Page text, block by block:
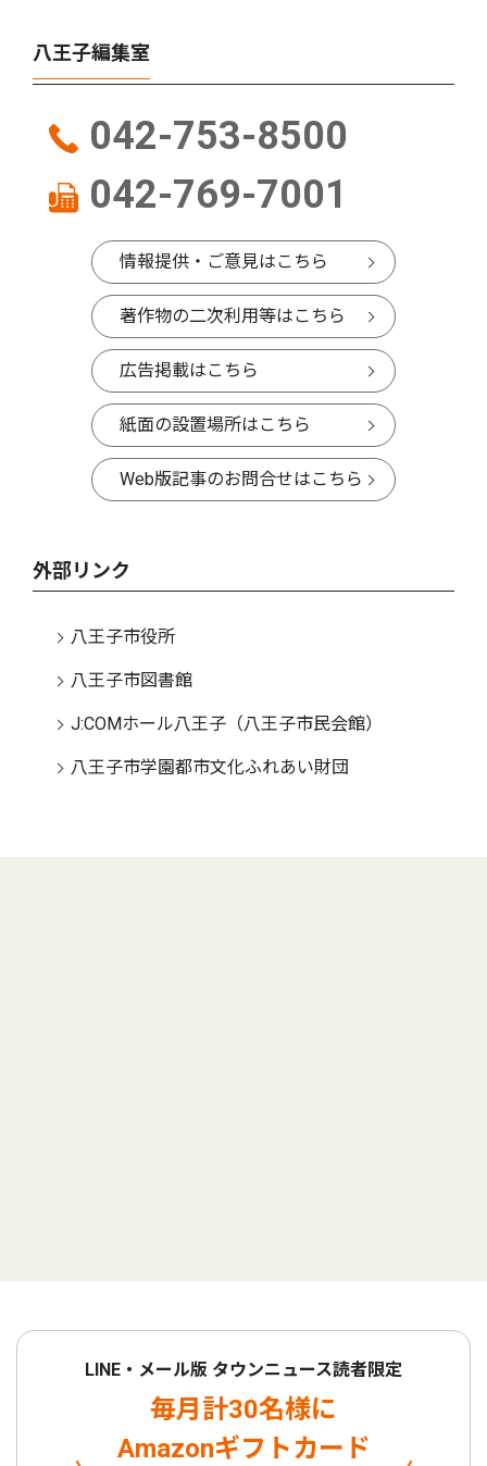
八王子編集室
042-753-8500
042-769-7001
情報提供・ご意見はこちら
著作物の二次利用等はこちら
広告掲載はこちら
紙面の設置場所はこちら
Web版記事のお問合せはこちら
外部リンク
八王子市役所
八王子市図書館
J:COMホール八王子（八王子市民会館）
八王子市学園都市文化ふれあい財団
LINE・メール版 タウンニュース読者限定
毎月計30名様に
Amazonギフトカード